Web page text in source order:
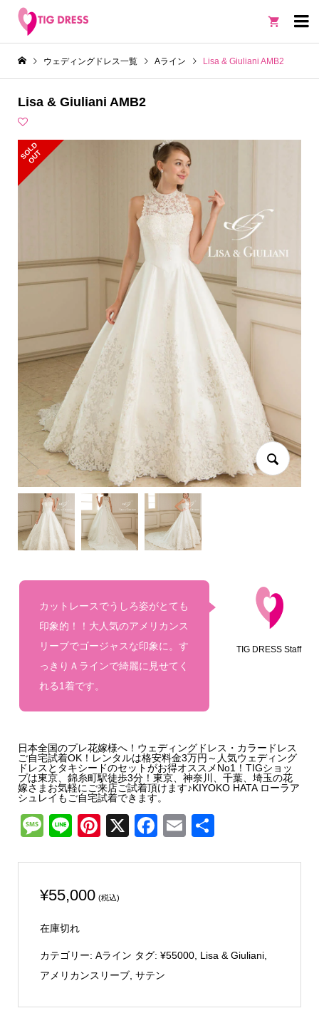

ウェディングドレス一覧 Aライン Lisa & Giuliani AMB2
Lisa & Giuliani AMB2
S
O
L
D
O
U
T
TIG DRESS Staff
カットレースでうしろ姿がとても
印象的！！大人気のアメリカンス
リーブでゴージャスな印象に。す
っきりＡラインで綺麗に見せてく
れる1着です。
日本全国のプレ花嫁様へ！ウェディングドレス・カラードレス
ご自宅試着OK！レンタルは格安料金3万円～人気ウェディング
ドレスとタキシードのセットがお得オススメNo1！TIGショッ
プは東京、錦糸町駅徒歩3分！東京、神奈川、千葉、埼玉の花
嫁さまお気軽にご来店ご試着頂けます♪KIYOKO HATA ローラア
シュレイもご自宅試着できます。
Message
LinePinterest
X Facebook
Email
¥55,000 (税込)
在庫切れ
カテゴリー: Aライン タグ: ¥55000, Lisa & Giuliani,
アメリカンスリーブ, サテン